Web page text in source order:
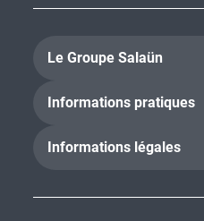
Le Groupe Salaün
Informations pratiques
Informations légales